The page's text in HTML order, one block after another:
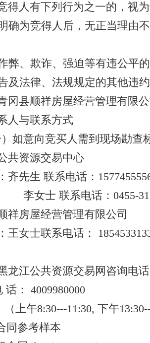
得人有下列行为之一的，视
确为竞得人后，无正当理由
弊、欺诈、强迫等有违公平
及法律、法规规定的其他违
冈县顺祥房屋经营管理有限
人与联系方式
如意向竞买人需到现场勘查
共资源交易中心
齐先生 联系电话：
李女士 联系电话：0455-
祥房屋经营管理有限公司
王女士联系电话：
龙江公共资源交易网咨询电
话： 4009980000
（上午8:30---11:30, 下午
同参考样本